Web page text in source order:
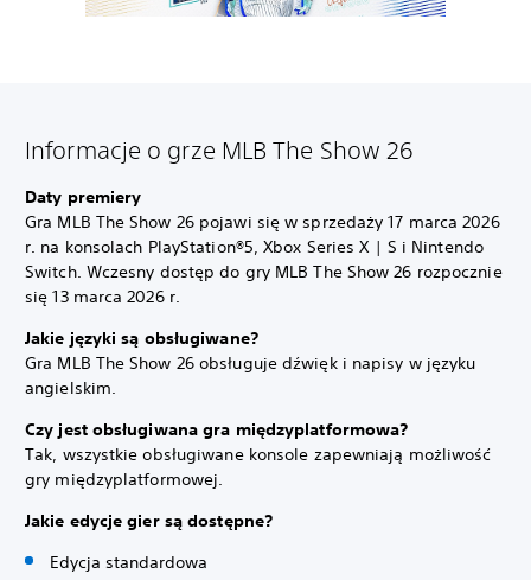
Informacje o grze MLB The Show 26
Daty premiery
Gra MLB The Show 26 pojawi się w sprzedaży 17 marca 2026
r. na konsolach PlayStation®5, Xbox Series X | S i Nintendo
Switch. Wczesny dostęp do gry MLB The Show 26 rozpocznie
się 13 marca 2026 r.
Jakie języki są obsługiwane?
Gra MLB The Show 26 obsługuje dźwięk i napisy w języku
angielskim.
Czy jest obsługiwana gra międzyplatformowa?
Tak, wszystkie obsługiwane konsole zapewniają możliwość
gry międzyplatformowej.
Jakie edycje gier są dostępne?
Edycja standardowa